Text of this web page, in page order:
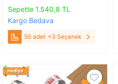
Sepette 1.540,8 TL
Kargo Bedava
50 adet +3 Seçenek